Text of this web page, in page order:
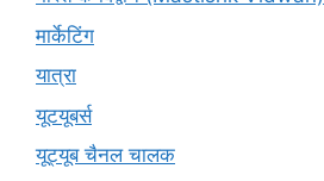
मार्केटिंग
यात्रा
यूटयूबर्स
यूट्यूब चैनल चालक